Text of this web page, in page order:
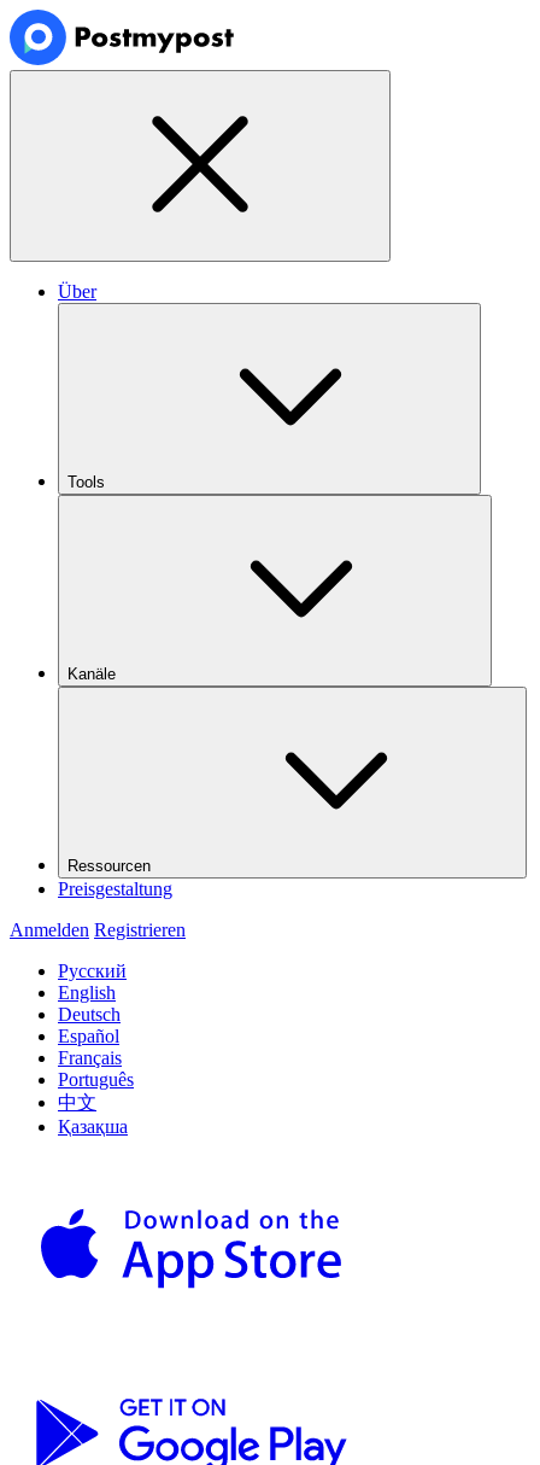
Über
Tools
Kanäle
Ressourcen
Preisgestaltung
Anmelden Registrieren
Русский
English
Deutsch
Español
Français
Português
中文
Қазақша